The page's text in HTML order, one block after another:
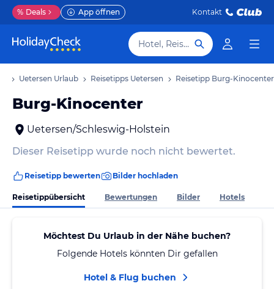
% Deals App öffnen Kontakt
Hotel, Reiseziel
Uetersen Urlaub Reisetipps Uetersen Reisetipp Burg-Kinocenter
Burg-Kinocenter
Uetersen/Schleswig-Holstein
Dieser Reisetipp wurde noch nicht bewertet.
Reisetipp bewerten Bilder hochladen
Reisetippübersicht Bewertungen Bilder Hotels
Möchtest Du Urlaub in der Nähe buchen?
Folgende Hotels könnten Dir gefallen
Hotel & Flug buchen